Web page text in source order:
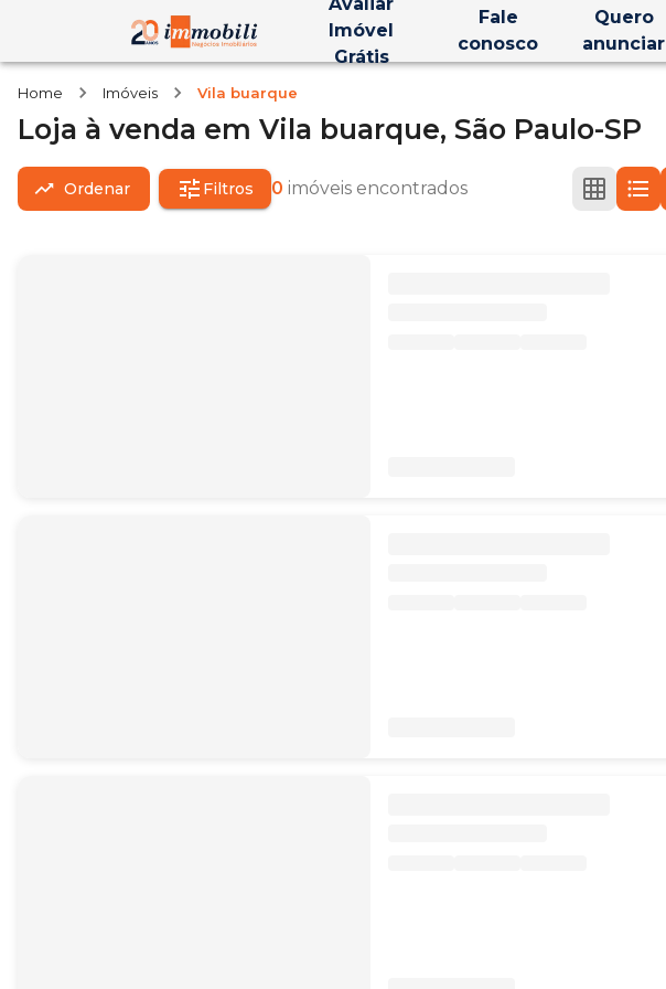
Imóvel
Grátis
Fale
conosco
Quero
anunciar
Home Imóveis Vila buarque
Loja à venda em Vila buarque, São Paulo-SP
Ordenar Filtros 0 imóveis encontrados